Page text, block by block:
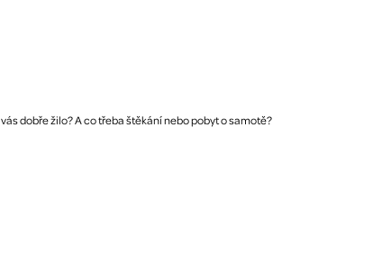
dobře žilo? A co třeba štěkání nebo pobyt o samotě?